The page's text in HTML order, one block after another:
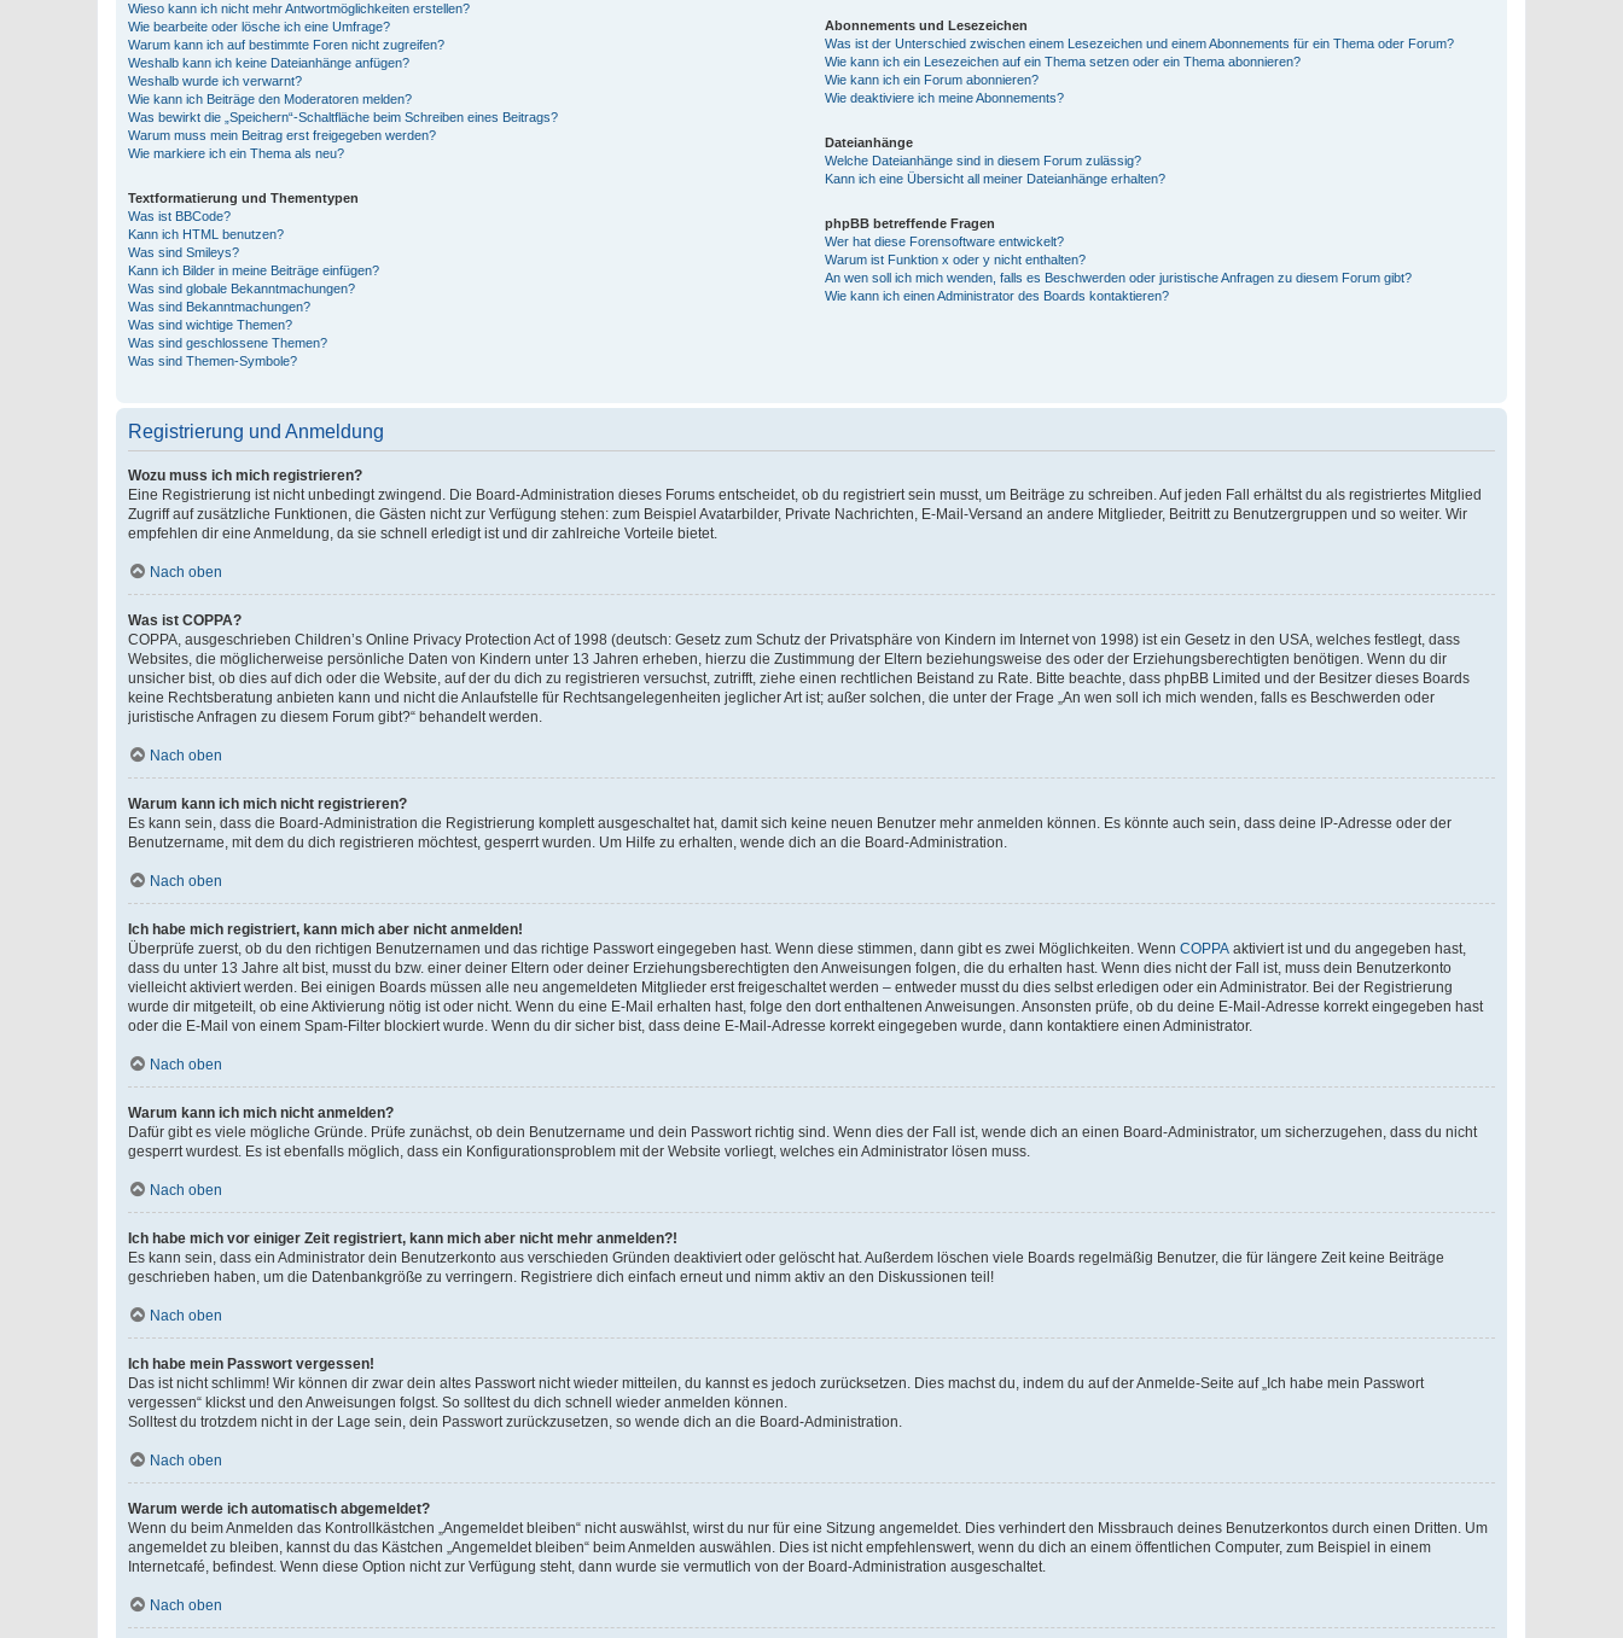
Wieso kann ich nicht mehr Antwortmöglichkeiten erstellen?
Wie bearbeite oder lösche ich eine Umfrage?
Warum kann ich auf bestimmte Foren nicht zugreifen?
Weshalb kann ich keine Dateianhänge anfügen?
Weshalb wurde ich verwarnt?
Wie kann ich Beiträge den Moderatoren melden?
Was bewirkt die „Speichern“-Schaltfläche beim Schreiben eines Beitrags?
Warum muss mein Beitrag erst freigegeben werden?
Wie markiere ich ein Thema als neu?
Textformatierung und Thementypen
Was ist BBCode?
Kann ich HTML benutzen?
Was sind Smileys?
Kann ich Bilder in meine Beiträge einfügen?
Was sind globale Bekanntmachungen?
Was sind Bekanntmachungen?
Was sind wichtige Themen?
Was sind geschlossene Themen?
Was sind Themen-Symbole?
Abonnements und Lesezeichen
Was ist der Unterschied zwischen einem Lesezeichen und einem Abonnements für ein Thema oder Forum?
Wie kann ich ein Lesezeichen auf ein Thema setzen oder ein Thema abonnieren?
Wie kann ich ein Forum abonnieren?
Wie deaktiviere ich meine Abonnements?
Dateianhänge
Welche Dateianhänge sind in diesem Forum zulässig?
Kann ich eine Übersicht all meiner Dateianhänge erhalten?
phpBB betreffende Fragen
Wer hat diese Forensoftware entwickelt?
Warum ist Funktion x oder y nicht enthalten?
An wen soll ich mich wenden, falls es Beschwerden oder juristische Anfragen zu diesem Forum gibt?
Wie kann ich einen Administrator des Boards kontaktieren?
Registrierung und Anmeldung
Wozu muss ich mich registrieren?
Eine Registrierung ist nicht unbedingt zwingend. Die Board-Administration dieses Forums entscheidet, ob du registriert sein musst, um Beiträge zu schreiben. Auf jeden Fall erhältst du als registriertes Mitglied
Zugriff auf zusätzliche Funktionen, die Gästen nicht zur Verfügung stehen: zum Beispiel Avatarbilder, Private Nachrichten, E-Mail-Versand an andere Mitglieder, Beitritt zu Benutzergruppen und so weiter. Wir
empfehlen dir eine Anmeldung, da sie schnell erledigt ist und dir zahlreiche Vorteile bietet.
Nach oben
Was ist COPPA?
COPPA, ausgeschrieben Children’s Online Privacy Protection Act of 1998 (deutsch: Gesetz zum Schutz der Privatsphäre von Kindern im Internet von 1998) ist ein Gesetz in den USA, welches festlegt, dass
Websites, die möglicherweise persönliche Daten von Kindern unter 13 Jahren erheben, hierzu die Zustimmung der Eltern beziehungsweise des oder der Erziehungsberechtigten benötigen. Wenn du dir
unsicher bist, ob dies auf dich oder die Website, auf der du dich zu registrieren versuchst, zutrifft, ziehe einen rechtlichen Beistand zu Rate. Bitte beachte, dass phpBB Limited und der Besitzer dieses Boards
keine Rechtsberatung anbieten kann und nicht die Anlaufstelle für Rechtsangelegenheiten jeglicher Art ist; außer solchen, die unter der Frage „An wen soll ich mich wenden, falls es Beschwerden oder
juristische Anfragen zu diesem Forum gibt?“ behandelt werden.
Nach oben
Warum kann ich mich nicht registrieren?
Es kann sein, dass die Board-Administration die Registrierung komplett ausgeschaltet hat, damit sich keine neuen Benutzer mehr anmelden können. Es könnte auch sein, dass deine IP-Adresse oder der
Benutzername, mit dem du dich registrieren möchtest, gesperrt wurden. Um Hilfe zu erhalten, wende dich an die Board-Administration.
Nach oben
Ich habe mich registriert, kann mich aber nicht anmelden!
Überprüfe zuerst, ob du den richtigen Benutzernamen und das richtige Passwort eingegeben hast. Wenn diese stimmen, dann gibt es zwei Möglichkeiten. Wenn COPPA aktiviert ist und du angegeben hast,
dass du unter 13 Jahre alt bist, musst du bzw. einer deiner Eltern oder deiner Erziehungsberechtigten den Anweisungen folgen, die du erhalten hast. Wenn dies nicht der Fall ist, muss dein Benutzerkonto
vielleicht aktiviert werden. Bei einigen Boards müssen alle neu angemeldeten Mitglieder erst freigeschaltet werden – entweder musst du dies selbst erledigen oder ein Administrator. Bei der Registrierung
wurde dir mitgeteilt, ob eine Aktivierung nötig ist oder nicht. Wenn du eine E-Mail erhalten hast, folge den dort enthaltenen Anweisungen. Ansonsten prüfe, ob du deine E-Mail-Adresse korrekt eingegeben hast
oder die E-Mail von einem Spam-Filter blockiert wurde. Wenn du dir sicher bist, dass deine E-Mail-Adresse korrekt eingegeben wurde, dann kontaktiere einen Administrator.
Nach oben
Warum kann ich mich nicht anmelden?
Dafür gibt es viele mögliche Gründe. Prüfe zunächst, ob dein Benutzername und dein Passwort richtig sind. Wenn dies der Fall ist, wende dich an einen Board-Administrator, um sicherzugehen, dass du nicht
gesperrt wurdest. Es ist ebenfalls möglich, dass ein Konfigurationsproblem mit der Website vorliegt, welches ein Administrator lösen muss.
Nach oben
Ich habe mich vor einiger Zeit registriert, kann mich aber nicht mehr anmelden?!
Es kann sein, dass ein Administrator dein Benutzerkonto aus verschieden Gründen deaktiviert oder gelöscht hat. Außerdem löschen viele Boards regelmäßig Benutzer, die für längere Zeit keine Beiträge
geschrieben haben, um die Datenbankgröße zu verringern. Registriere dich einfach erneut und nimm aktiv an den Diskussionen teil!
Nach oben
Ich habe mein Passwort vergessen!
Das ist nicht schlimm! Wir können dir zwar dein altes Passwort nicht wieder mitteilen, du kannst es jedoch zurücksetzen. Dies machst du, indem du auf der Anmelde-Seite auf „Ich habe mein Passwort
vergessen“ klickst und den Anweisungen folgst. So solltest du dich schnell wieder anmelden können.
Solltest du trotzdem nicht in der Lage sein, dein Passwort zurückzusetzen, so wende dich an die Board-Administration.
Nach oben
Warum werde ich automatisch abgemeldet?
Wenn du beim Anmelden das Kontrollkästchen „Angemeldet bleiben“ nicht auswählst, wirst du nur für eine Sitzung angemeldet. Dies verhindert den Missbrauch deines Benutzerkontos durch einen Dritten. Um
angemeldet zu bleiben, kannst du das Kästchen „Angemeldet bleiben“ beim Anmelden auswählen. Dies ist nicht empfehlenswert, wenn du dich an einem öffentlichen Computer, zum Beispiel in einem
Internetcafé, befindest. Wenn diese Option nicht zur Verfügung steht, dann wurde sie vermutlich von der Board-Administration ausgeschaltet.
Nach oben